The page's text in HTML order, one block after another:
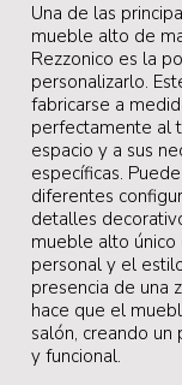
Una de las
mueble alto de
Rezzonico es la
personalizarlo.
fabricarse a
perfectamente al
espacio y a sus
específicas.
diferentes
detalles
mueble alto
personal y el
presencia de una
hace que el
salón, creando
y funcional.